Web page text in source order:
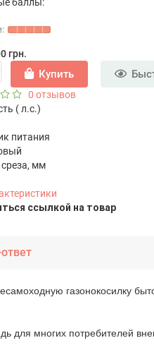
грн.
Купить
0 отзывов
( л.с.)
питания
мм
ссылкой на товар
газонокосилку
многих потребителей